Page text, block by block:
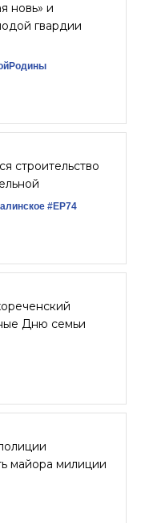
новь» и
гвардии
строительство
#ЕР74
Дню семьи
майора милиции